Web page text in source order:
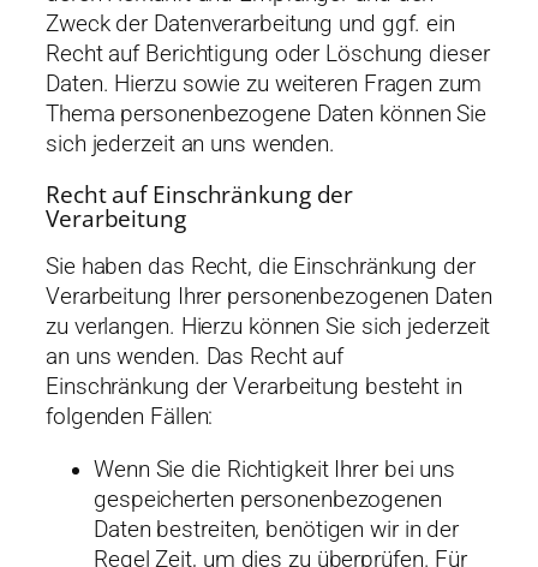
Zweck der Datenverarbeitung und ggf. ein
Recht auf Berichtigung oder Löschung dieser
Daten. Hierzu sowie zu weiteren Fragen zum
Thema personenbezogene Daten können Sie
sich jederzeit an uns wenden.
Recht auf Einschränkung der
Verarbeitung
Sie haben das Recht, die Einschränkung der
Verarbeitung Ihrer personenbezogenen Daten
zu verlangen. Hierzu können Sie sich jederzeit
an uns wenden. Das Recht auf
Einschränkung der Verarbeitung besteht in
folgenden Fällen:
Wenn Sie die Richtigkeit Ihrer bei uns
gespeicherten personenbezogenen
Daten bestreiten, benötigen wir in der
Regel Zeit, um dies zu überprüfen. Für